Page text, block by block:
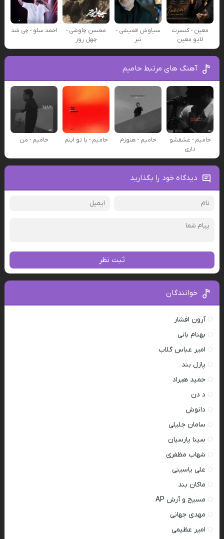
معین - کنسرت
لایو معین
سیاوش قمیشی -
تبر
محسن چاوشی -
چهل روز
احمد سلو - چی شد
آهنگ های مرتبط حامیم
حامیم - عشقشو
داری
حامیم - هنوزم حامیم - با تو اینم حامیم - من
دیدگاه خود را بگذارید
ثبت نظر
خوانندگان
آرون افشار
بهنام بانی
امیر عباس گلاب
پازل بند
حمید هیراد
د دن
دانوش
سامان جلیلی
سینا پارسیان
شهاب مظفری
علی یاسینی
ماکان بند
مسیح و آرش AP
مهدی جهانی
امیر عظیمی